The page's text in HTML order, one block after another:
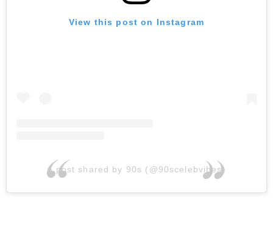
View this post on Instagram
A post shared by 90s (@90scelebvibes)